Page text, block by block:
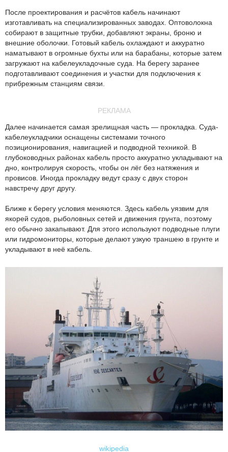
После проектирования и расчётов кабель начинают
изготавливать на специализированных заводах. Оптоволокна
собирают в защитные трубки, добавляют экраны, броню и
внешние оболочки. Готовый кабель охлаждают и аккуратно
наматывают в огромные бухты или на барабаны, которые затем
загружают на кабелеукладочные суда. На берегу заранее
подготавливают соединения и участки для подключения к
прибрежным станциям связи.
РЕКЛАМА
Далее начинается самая зрелищная часть — прокладка. Суда-
кабелеукладчики оснащены системами точного
позиционирования, навигацией и подводной техникой. В
глубоководных районах кабель просто аккуратно укладывают на
дно, контролируя скорость, чтобы он лёг без натяжения и
провисов. Иногда прокладку ведут сразу с двух сторон
навстречу друг другу.
Ближе к берегу условия меняются. Здесь кабель уязвим для
якорей судов, рыболовных сетей и движения грунта, поэтому
его обычно закапывают. Для этого используют подводные плуги
или гидромониторы, которые делают узкую траншею в грунте и
укладывают в неё кабель.
wikipedia